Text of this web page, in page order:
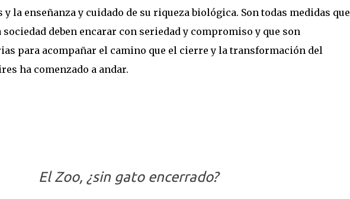
y la enseñanza y cuidado de su riqueza biológica. Son todas medidas que
deben encarar con seriedad y compromiso y que son
para acompañar el camino que el cierre y la transformación del
ha comenzado a andar.
El Zoo, ¿sin gato encerrado?